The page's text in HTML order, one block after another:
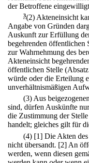
der Betroffene
3(2) Akteneinsicht
Angabe von Gründen
Auskunft zur Erfüllung
begehrenden öffentlichen
zur Wahrnehmung des
Akteneinsicht
öffentlichen Stelle
würde oder die Erteilung
unverhältnismäßigen
(3) Aus
sind, dürfen Auskünfte
die Zustimmung der
handelt; gleiches gilt für
(4) [1] Die Akten des
nicht übersandt. [2] An
werden, wenn diesen